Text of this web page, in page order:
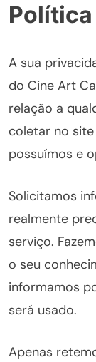
A sua
do Cine Art
relação a
coletar no site
possuímos e
Solicitamos
realmente
serviço.
o seu
informamos
será usado.
Apenas